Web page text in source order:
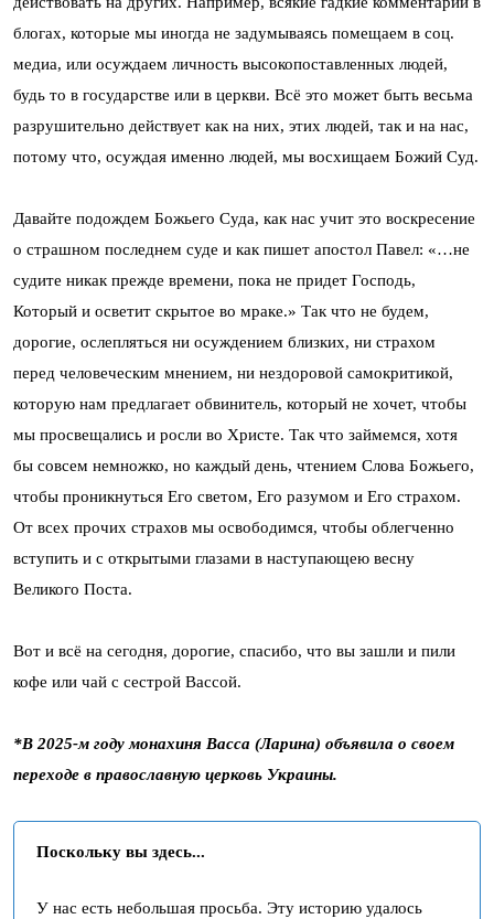
блогах, которые мы иногда не задумываясь помещаем в соц.
медиа, или осуждаем личность высокопоставленных людей,
будь то в государстве или в церкви. Всё это может быть весьма
разрушительно действует как на них, этих людей, так и на нас,
потому что, осуждая именно людей, мы восхищаем Божий Суд.
Давайте подождем Божьего Суда, как нас учит это воскресение
о страшном последнем суде и как пишет апостол Павел: «…не
судите никак прежде времени, пока не придет Господь,
Который и осветит скрытое во мраке.» Так что не будем,
дорогие, ослепляться ни осуждением близких, ни страхом
перед человеческим мнением, ни нездоровой самокритикой,
которую нам предлагает обвинитель, который не хочет, чтобы
мы просвещались и росли во Христе. Так что займемся, хотя
бы совсем немножко, но каждый день, чтением Слова Божьего,
чтобы проникнуться Его светом, Его разумом и Его страхом.
От всех прочих страхов мы освободимся, чтобы облегченно
вступить и с открытыми глазами в наступающею весну
Великого Поста.
Вот и всё на сегодня, дорогие, спасибо, что вы зашли и пили
кофе или чай с сестрой Вассой.
*В 2025-м году монахиня Васса (Ларина) объявила о своем
переходе в православную церковь Украины.
Поскольку вы здесь...
У нас есть небольшая просьба. Эту историю удалось